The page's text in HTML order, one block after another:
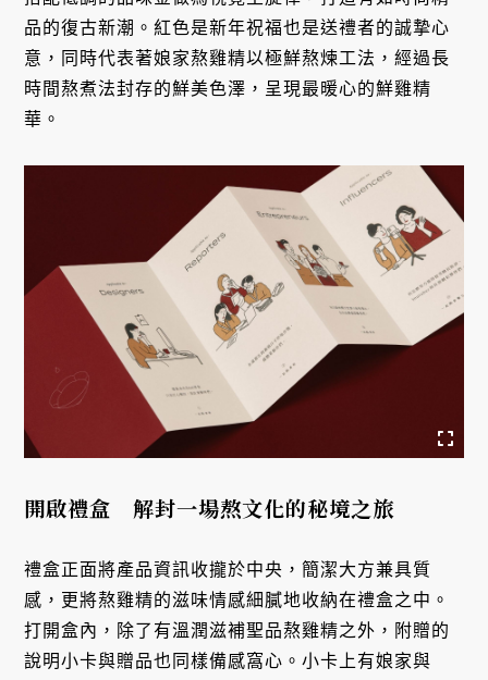
品的復古新潮。紅色是新年祝福也是送禮者的誠摯心
意，同時代表著娘家熬雞精以極鮮熬煉工法，經過長
時間熬煮法封存的鮮美色澤，呈現最暖心的鮮雞精
華。
開啟禮盒 解封一場熬文化的秘境之旅
禮盒正面將產品資訊收攏於中央，簡潔大方兼具質
感，更將熬雞精的滋味情感細膩地收納在禮盒之中。
打開盒內，除了有溫潤滋補聖品熬雞精之外，附贈的
說明小卡與贈品也同樣備感窩心。小卡上有娘家與